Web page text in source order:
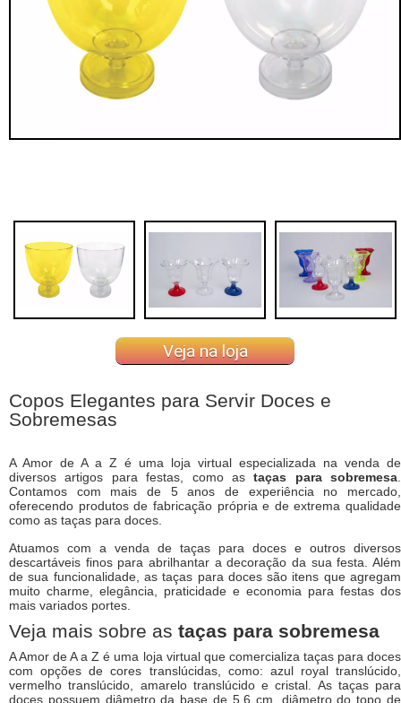
Veja na loja
Copos Elegantes para Servir Doces e
Sobremesas
A Amor de A a Z é uma loja virtual especializada na venda de
diversos artigos para festas, como astaças para sobremesa
Contamos com mais de 5 anos de experiência no mercado,
oferecendo produtos de fabricação própria e de extrema qualidade
como as taças para doces.
Atuamos com a venda de taças para doces e outros diversos
descartáveis finos para abrilhantar a decoração da sua festa. Além
de sua funcionalidade, as taças para doces são itens que agregam
muito charme, elegância, praticidade e economia para festas dos
mais variados portes.
Veja mais sobre as taças para sobremesa
A Amor de A a Z é uma loja virtual que comercializa taças para doces
com opções de cores translúcidas, como: azul royal translúcido,
vermelho translúcido, amarelo translúcido e cristal. As taças para
doces possuem diâmetro da base de 5,6 cm, diâmetro do topo de